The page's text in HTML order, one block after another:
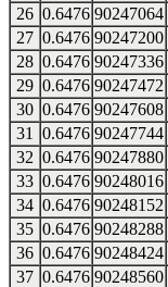
26 0.6476 90247064
27 0.6476 90247200
28 0.6476 90247336
29 0.6476 90247472
30 0.6476 90247608
31
0.6476 90247744
32 0.6476 90247880
33 0.6476 90248016
34 0.6476 90248152
35 0.6476 90248288
36 0.6476 90248424
37 0.6476 90248560